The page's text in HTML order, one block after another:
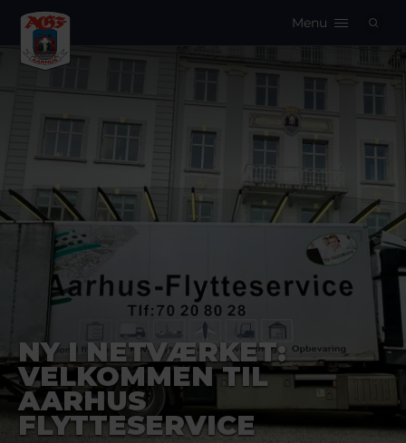
Menu
NY I NETVÆRKET:
VELKOMMEN TIL
AARHUS
FLYTTESERVICE